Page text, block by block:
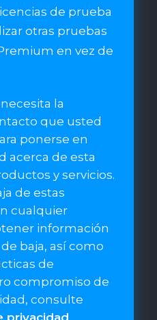
de prueba
otras pruebas
en vez de
la
que usted
ponerse en
acerca de esta
y servicios.
de estas
cualquier
información
baja, así como
de
compromiso de
consulte